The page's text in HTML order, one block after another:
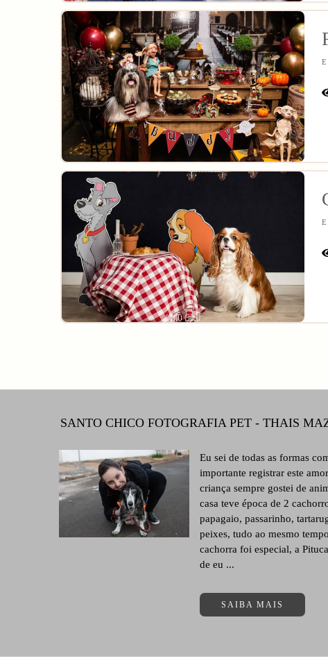
SANTO CHICO FOTOGRAFIA PET - THAIS
Eu sei de todas as formas
importante registrar este
criança sempre gostei de
casa teve época de 2
papagaio, passarinho,
peixes, tudo ao mesmo
cachorra foi especial, a
de eu ...
SAIBA MAIS